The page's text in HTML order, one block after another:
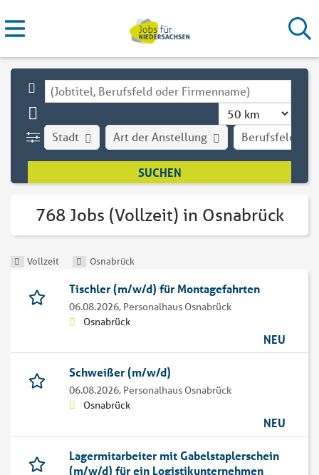
Stadt Art der Anstellung Berufsfeld
768 Jobs (Vollzeit) in Osnabrück
Vollzeit Osnabrück
Tischler (m/w/d) für Montagefahrten
06.08.2026, Personalhaus Osnabrück
Osnabrück
NEU
Schweißer (m/w/d)
06.08.2026, Personalhaus Osnabrück
Osnabrück
NEU
Lagermitarbeiter mit Gabelstaplerschein
(m/w/d) für ein Logistikunternehmen